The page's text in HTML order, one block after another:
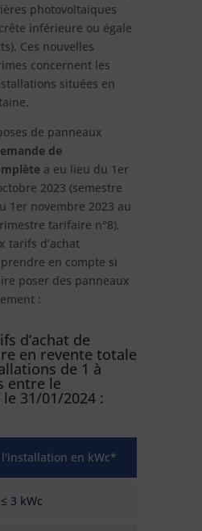
photovoltaïques
inférieure ou égale
Ces nouvelles
concernent les
situées en
de panneaux
de
a eu lieu du 1er
2023 (semestre
1er novembre 2023 au
tarifaire n°8),
tarifs d’achat
en compte si
poser des panneaux
:
d’achat de
en revente totale
de 1 à
entre le
31/01/2024 :
l'installation en kWc*
≤ 3 kWc